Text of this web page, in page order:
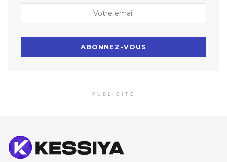
PUBLICITÉ